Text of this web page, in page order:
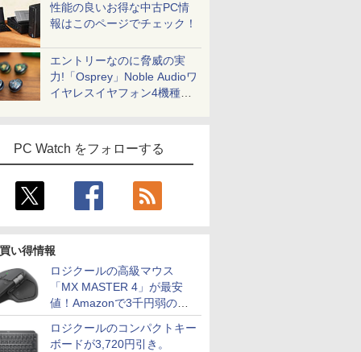
性能の良いお得な中古PC情
報はこのページでチェック！
エントリーなのに脅威の実
力!「Osprey」Noble Audioワ
イヤレスイヤフォン4機種を
PC Watch をフォローする
い得情報
ロジクールの高級マウス
「MX MASTER 4」が最安
値！Amazonで3千円弱の割
引
ロジクールのコンパクトキー
ボードが3,720円引き。